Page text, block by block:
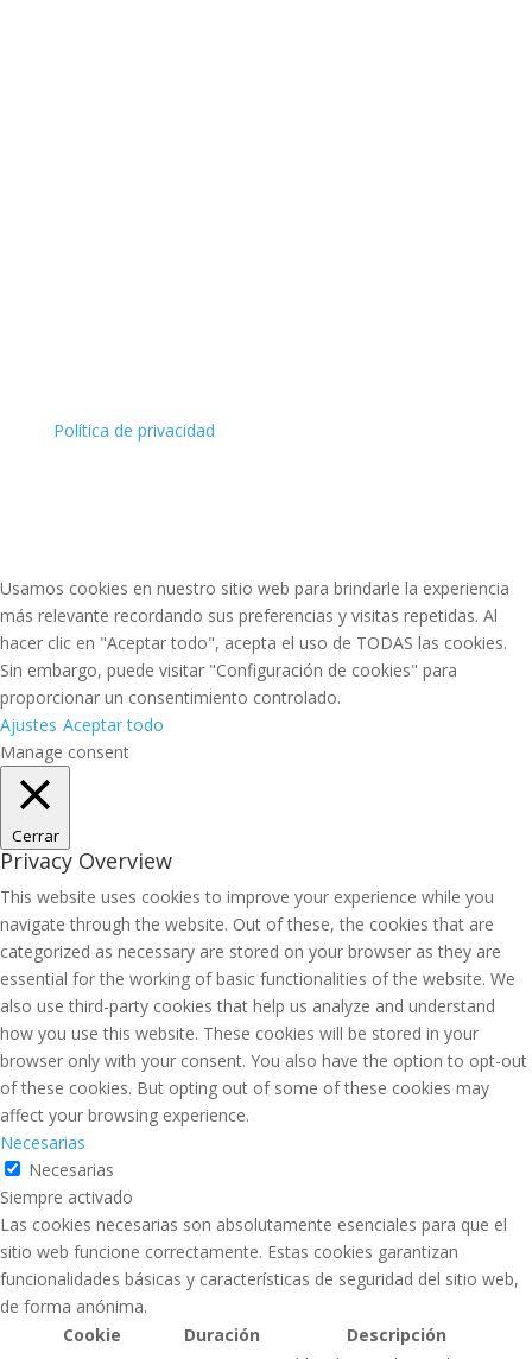
Política de privacidad
Usamos cookies en nuestro sitio web para brindarle la experiencia
más relevante recordando sus preferencias y visitas repetidas. Al
hacer clic en "Aceptar todo", acepta el uso de TODAS las cookies.
Sin embargo, puede visitar "Configuración de cookies" para
proporcionar un consentimiento controlado.
Ajustes Aceptar todo
Manage consent
Cerrar
Privacy Overview
This website uses cookies to improve your experience while you
navigate through the website. Out of these, the cookies that are
categorized as necessary are stored on your browser as they are
essential for the working of basic functionalities of the website. We
also use third-party cookies that help us analyze and understand
how you use this website. These cookies will be stored in your
browser only with your consent. You also have the option to opt-out
of these cookies. But opting out of some of these cookies may
affect your browsing experience.
Necesarias
Necesarias
Siempre activado
Las cookies necesarias son absolutamente esenciales para que el
sitio web funcione correctamente. Estas cookies garantizan
funcionalidades básicas y características de seguridad del sitio web,
de forma anónima.
Cookie
Duración
Descripción